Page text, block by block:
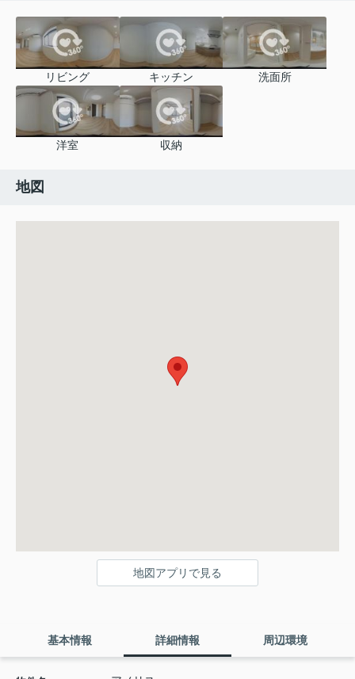
リビング キッチン 洗面所
洋室 収納
地図
地図アプリで見る
基本情報 詳細情報 周辺環境